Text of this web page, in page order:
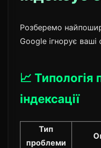
Розберемо
Google ігнорує ваші
📈 Типологія
індексації
Тип
проблеми